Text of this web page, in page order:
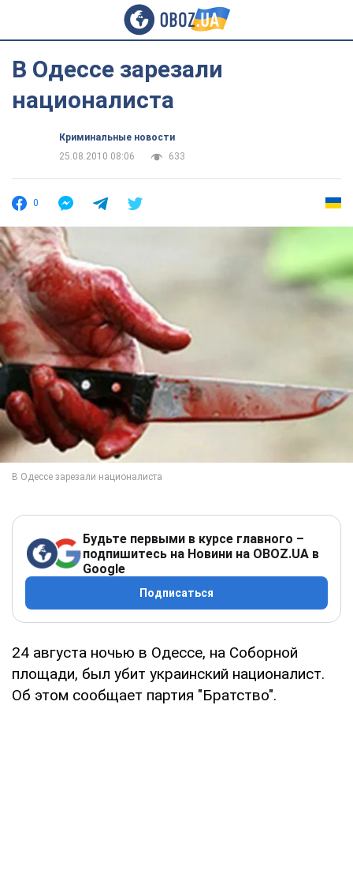
В Одессе зарезали
националиста
Криминальные новости
25.08.2010 08:06
633
0
Будьте первыми в курсе главного –
подпишитесь на Новини на OBOZ.UA в
Google
Подписаться
24 августа ночью в Одессе, на Соборной
площади, был убит украинский националист.
Об этом сообщает партия "Братство".